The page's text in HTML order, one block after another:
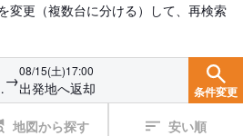
変更（複数台に分ける）して、再検索
→08/15(土)17:00
出発地へ返却 条件変更
地図から探す 安い順